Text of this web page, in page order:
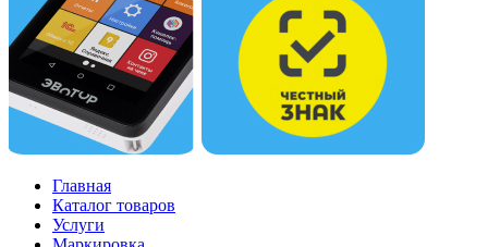
Главная
Каталог товаров
Услуги